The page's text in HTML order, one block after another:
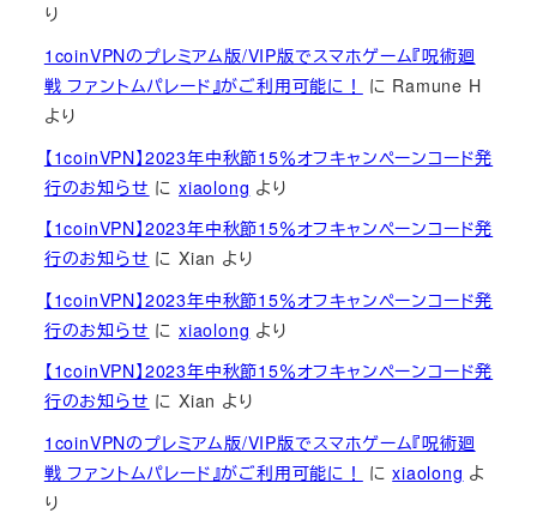
り
1coinVPNのプレミアム版/VIP版でスマホゲーム『呪術廻
戦 ファントムパレード』がご利用可能に！
に Ramune H
より
【1coinVPN】2023年中秋節15％オフキャンペーンコード発
行のお知らせ にxiaolong より
【1coinVPN】2023年中秋節15％オフキャンペーンコード発
行のお知らせ にXian より
【1coinVPN】2023年中秋節15％オフキャンペーンコード発
行のお知らせ にxiaolong より
【1coinVPN】2023年中秋節15％オフキャンペーンコード発
行のお知らせ にXian より
1coinVPNのプレミアム版/VIP版でスマホゲーム『呪術廻
戦 ファントムパレード』がご利用可能に！
にxiaolong よ
り